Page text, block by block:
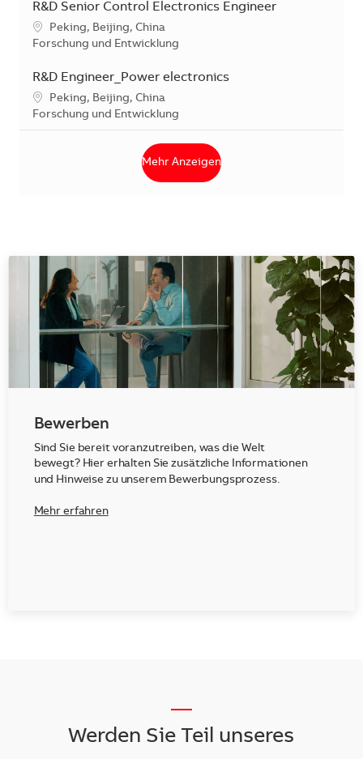
R&D Senior Control Electronics Engineer
Standort
Peking, Beijing, China
Kategorie
Forschung und Entwicklung
R&D Engineer_Power electronics
Standort
Peking, Beijing, China
Kategorie
Forschung und Entwicklung
Mehr Anzeigen
Bewerben
Sind Sie bereit voranzutreiben, was die Welt
bewegt? Hier erhalten Sie zusätzliche Informationen
und Hinweise zu unserem Bewerbungsprozess.
Mehr erfahren
Werden Sie Teil unseres